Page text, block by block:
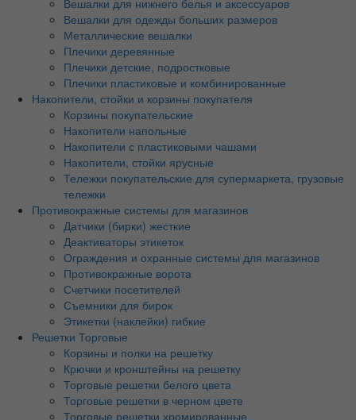
Вешалки для одежды больших размеров
Металлические вешалки
Плечики деревянные
Плечики детские, подростковые
Плечики пластиковые и комбинированные
Накопители, стойки и корзины покупателя
Корзины покупательские
Накопители напольные
Накопители с пластиковыми чашами
Накопители, стойки ярусные
Тележки покупательские для супермаркета, грузовые
тележки
Противокражные системы для магазинов
Датчики (бирки) жесткие
Деактиваторы этикеток
Ограждения и охранные системы для магазинов
Противокражные ворота
Счетчики посетителей
Съемники для бирок
Этикетки (наклейки) гибкие
Решетки Торговые
Корзины и полки на решетку
Крючки и кронштейны на решетку
Торговые решетки белого цвета
Торговые решетки в черном цвете
Торговые решетки хромированные